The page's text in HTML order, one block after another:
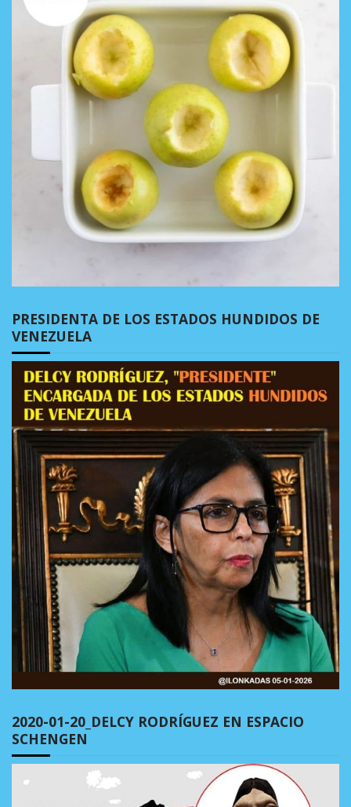
PRESIDENTA DE LOS ESTADOS HUNDIDOS DE
VENEZUELA
2020-01-20_DELCY RODRÍGUEZ EN ESPACIO
SCHENGEN